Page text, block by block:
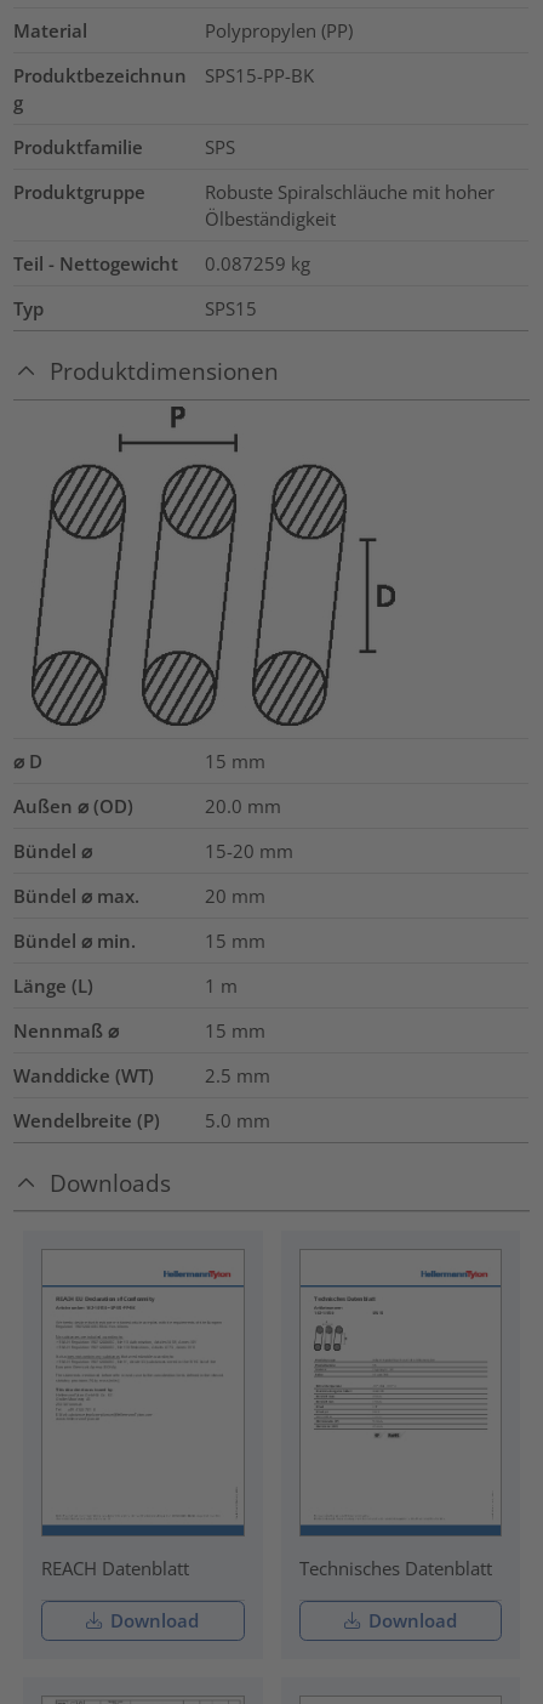
Material
Polypropylen (PP)
Produktbezeichnun
g
SPS15-PP-BK
Produktfamilie
SPS
Produktgruppe
Robuste Spiralschläuche mit hoher
Ölbeständigkeit
Teil - Nettogewicht
0.087259 kg
Typ
SPS15
Produktdimensionen
⌀ D 15 mm
Außen ⌀ (OD)
20.0 mm
Bündel ⌀
15-20 mm
Bündel ⌀ max.
20 mm
Bündel ⌀ min.
15 mm
Länge (L)
1 m
Nennmaß ⌀
15 mm
Wanddicke (WT)
2.5 mm
Wendelbreite (P)
5.0 mm
Downloads
REACH Datenblatt
Download
Technisches Datenblatt
Download